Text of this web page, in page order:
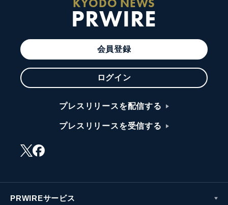
PRWIRE
会員登録
ログイン
プレスリリースを配信する
プレスリリースを受信する
PRWIREサービス